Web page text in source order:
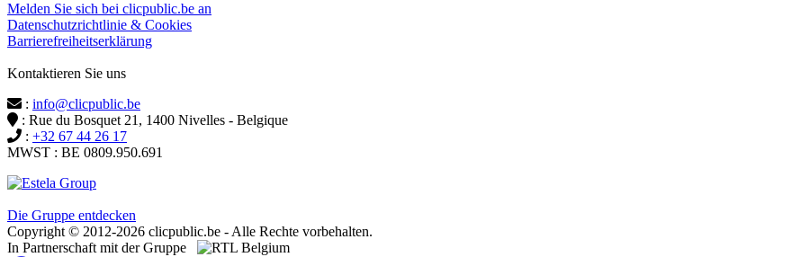
Melden Sie sich bei clicpublic.be an
Datenschutzrichtlinie & Cookies
Barrierefreiheitserklärung
Kontaktieren Sie uns
: info@clicpublic.be
: Rue du Bosquet 21, 1400 Nivelles - Belgique
: +32 67 44 26 17
MWST : BE 0809.950.691
Die Gruppe entdecken
Copyright © 2012-2026 clicpublic.be - Alle Rechte vorbehalten.
In Partnerschaft mit der Gruppe